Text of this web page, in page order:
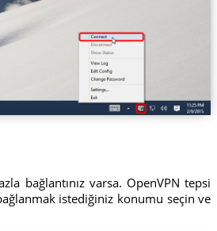
bağlantınız varsa. OpenVPN tepsi
istediğiniz konumu seçin ve